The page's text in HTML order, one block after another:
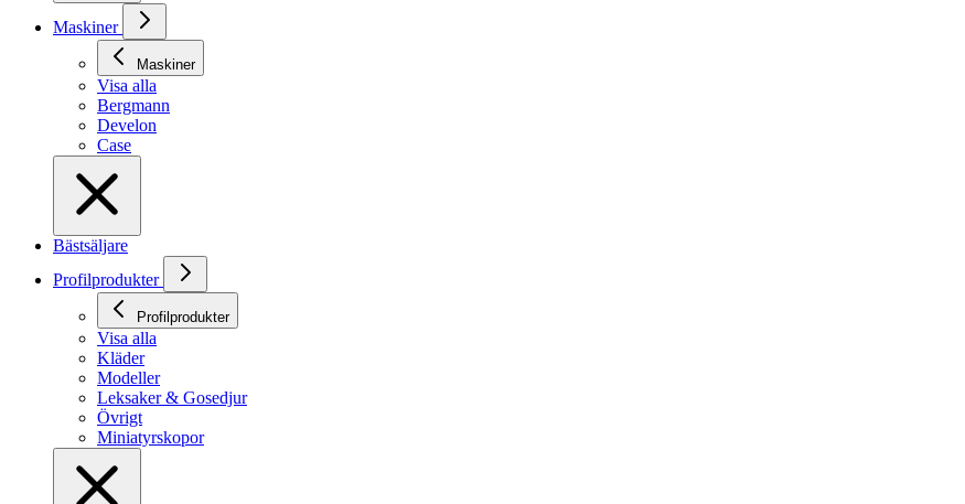
Maskiner
Maskiner
Visa alla
Bergmann
Develon
Case
Bästsäljare
Profilprodukter
Profilprodukter
Visa alla
Kläder
Modeller
Leksaker & Gosedjur
Övrigt
Miniatyrskopor